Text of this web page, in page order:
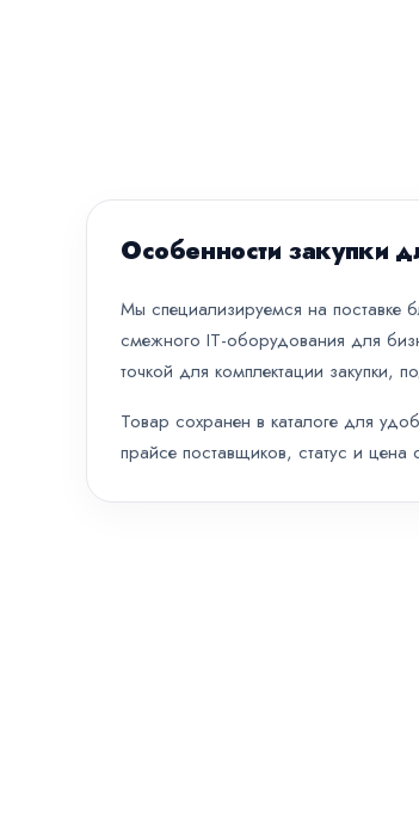
Особенности закупки
Мы специализируемся на
смежного IT-оборудования для
точкой для комплектации закупки,
Товар сохранен в каталоге для
прайсе поставщиков, статус и